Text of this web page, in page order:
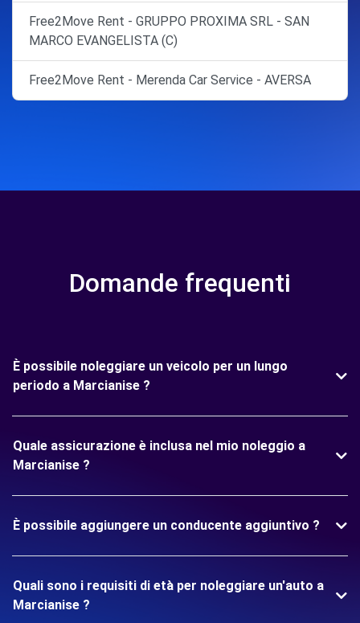
Free2Move Rent - GRUPPO PROXIMA SRL - SAN
MARCO EVANGELISTA (C)
Free2Move Rent - Merenda Car Service - AVERSA
Domande frequenti
È possibile noleggiare un veicolo per un lungo
periodo a Marcianise ?
Quale assicurazione è inclusa nel mio noleggio a
Marcianise ?
È possibile aggiungere un conducente aggiuntivo ?
Quali sono i requisiti di età per noleggiare un'auto a
Marcianise ?